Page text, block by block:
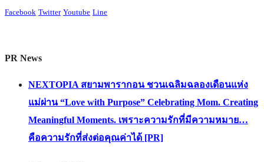
Facebook Twitter Youtube Line
PR News
NEXTOPIA สยามพารากอน ชวนเฉลิมฉลองเดือนแห่ง
แม่ผ่าน “Love with Purpose” Celebrating Mom. Creating
Meaningful Moments. เพราะความรักที่มีความหมาย…
คือความรักที่ส่งต่อคุณค่าได้ [PR]